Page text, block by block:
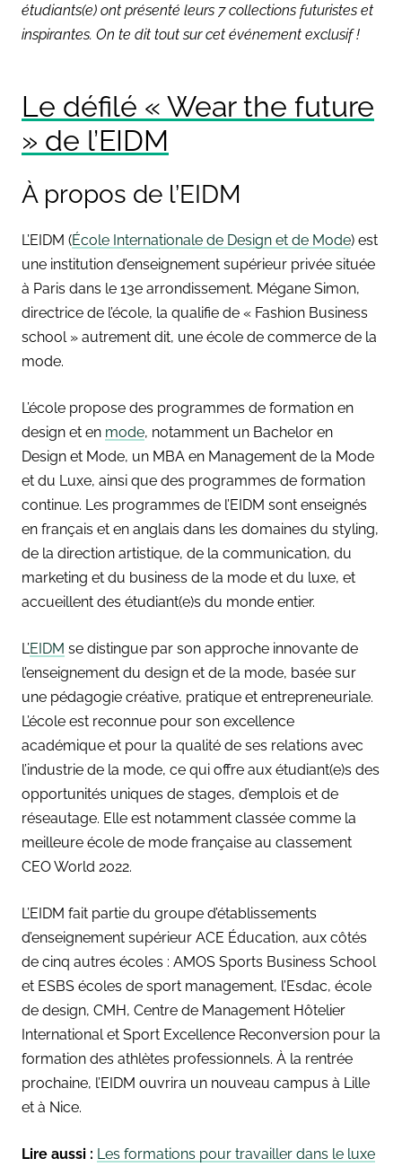
étudiants(e) ont présenté leurs 7 collections futuristes et
inspirantes. On te dit tout sur cet événement exclusif !
Le défilé « Wear the future
» de l’EIDM
À propos de l’EIDM
L’EIDM (École Internationale de Design et de Mode) est
une institution d’enseignement supérieur privée située
à Paris dans le 13e arrondissement. Mégane Simon,
directrice de l’école, la qualifie de « Fashion Business
school » autrement dit, une école de commerce de la
mode.
L’école propose des programmes de formation en
design et en mode, notamment un Bachelor en
Design et Mode, un MBA en Management de la Mode
et du Luxe, ainsi que des programmes de formation
continue. Les programmes de l’EIDM sont enseignés
en français et en anglais dans les domaines du styling,
de la direction artistique, de la communication, du
marketing et du business de la mode et du luxe, et
accueillent des étudiant(e)s du monde entier.
L’EIDM se distingue par son approche innovante de
l’enseignement du design et de la mode, basée sur
une pédagogie créative, pratique et entrepreneuriale.
L’école est reconnue pour son excellence
académique et pour la qualité de ses relations avec
l’industrie de la mode, ce qui offre aux étudiant(e)s des
opportunités uniques de stages, d’emplois et de
réseautage. Elle est notamment classée comme la
meilleure école de mode française au classement
CEO World 2022.
L’EIDM fait partie du groupe d’établissements
d’enseignement supérieur ACE Éducation, aux côtés
de cinq autres écoles : AMOS Sports Business School
et ESBS écoles de sport management, l’Esdac, école
de design, CMH, Centre de Management Hôtelier
International et Sport Excellence Reconversion pour la
formation des athlètes professionnels. À la rentrée
prochaine, l’EIDM ouvrira un nouveau campus à Lille
et à Nice.
Lire aussi : Les formations pour travailler dans le luxe